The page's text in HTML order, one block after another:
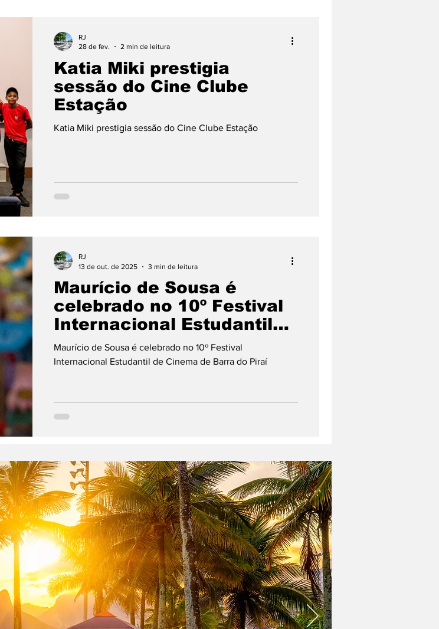
Katia Miki prestigia
sessão do Cine Clube
Estação
Katia Miki prestigia sessão do Cine Clube Estação
RJ
28 de fev.
2 min de leitura
Maurício de Sousa é
celebrado no 10º Festival
Internacional Estudantil
de Cinema de Barra do
Piraí
Maurício de Sousa é celebrado no 10º Festival
Internacional Estudantil de Cinema de Barra do Piraí
RJ
13 de out. de 2025
3 min de leitura